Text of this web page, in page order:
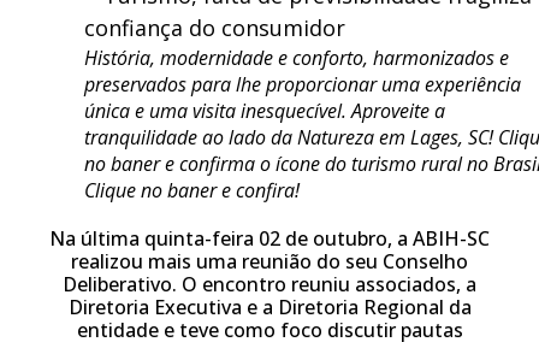
História, modernidade e conforto, harmonizados e
preservados para lhe proporcionar uma experiência
única e uma visita inesquecível. Aproveite a
tranquilidade ao lado da Natureza em Lages, SC!
no baner e confirma o ícone do turismo rural no
Clique no baner e confira!
Na última quinta-feira 02 de outubro, a ABIH-SC
realizou mais uma reunião do seu Conselho
Deliberativo. O encontro reuniu associados, a
Diretoria Executiva e a Diretoria Regional da
entidade e teve como foco discutir pautas